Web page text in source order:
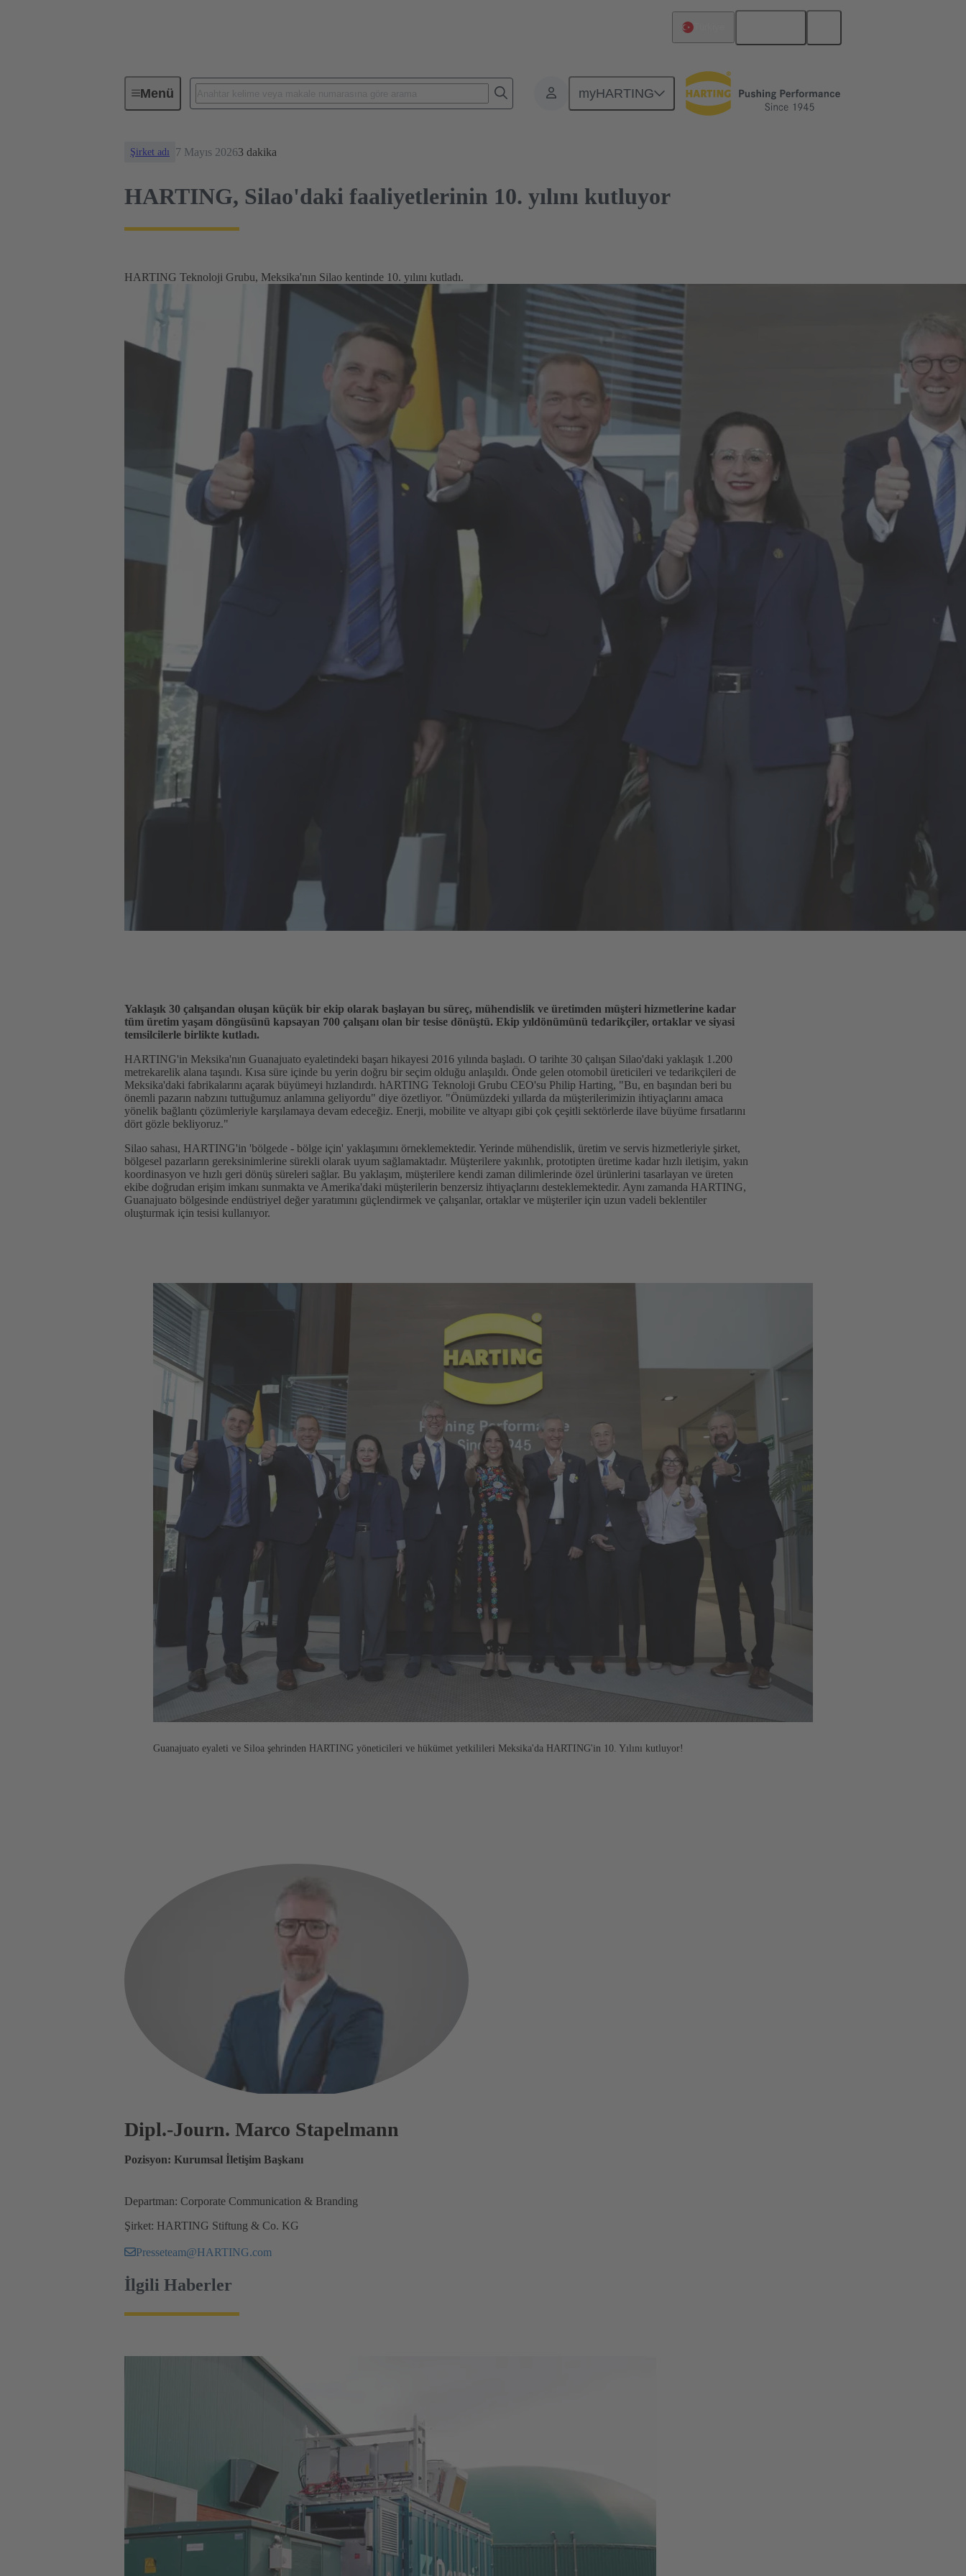
Menü myHARTING
Haberler
Şirket adı 7 Mayıs 20263 dakika
HARTING, Silao'daki faaliyetlerinin 10. yılını kutluyor
HARTING Teknoloji Grubu, Meksika'nın Silao kentinde 10. yılını kutladı.
Yaklaşık 30 çalışandan oluşan küçük bir ekip olarak başlayan bu süreç, mühendislik ve üretimden müşteri hizmetlerine kadar
tüm üretim yaşam döngüsünü kapsayan 700 çalışanı olan bir tesise dönüştü. Ekip yıldönümünü tedarikçiler, ortaklar ve siyasi
temsilcilerle birlikte kutladı.
HARTING'in Meksika'nın Guanajuato eyaletindeki başarı hikayesi 2016 yılında başladı. O tarihte 30 çalışan Silao'daki yaklaşık 1.200
metrekarelik alana taşındı. Kısa süre içinde bu yerin doğru bir seçim olduğu anlaşıldı. Önde gelen otomobil üreticileri ve tedarikçileri de
Meksika'daki fabrikalarını açarak büyümeyi hızlandırdı. hARTING Teknoloji Grubu CEO'su Philip Harting, "Bu, en başından beri bu
önemli pazarın nabzını tuttuğumuz anlamına geliyordu" diye özetliyor. "Önümüzdeki yıllarda da müşterilerimizin ihtiyaçlarını amaca
yönelik bağlantı çözümleriyle karşılamaya devam edeceğiz. Enerji, mobilite ve altyapı gibi çok çeşitli sektörlerde ilave büyüme fırsatlarını
dört gözle bekliyoruz."
Silao sahası, HARTING'in 'bölgede - bölge için' yaklaşımını örneklemektedir. Yerinde mühendislik, üretim ve servis hizmetleriyle şirket,
bölgesel pazarların gereksinimlerine sürekli olarak uyum sağlamaktadır. Müşterilere yakınlık, prototipten üretime kadar hızlı iletişim, yakın
koordinasyon ve hızlı geri dönüş süreleri sağlar. Bu yaklaşım, müşterilere kendi zaman dilimlerinde özel ürünlerini tasarlayan ve üreten
ekibe doğrudan erişim imkanı sunmakta ve Amerika'daki müşterilerin benzersiz ihtiyaçlarını desteklemektedir. Aynı zamanda HARTING,
Guanajuato bölgesinde endüstriyel değer yaratımını güçlendirmek ve çalışanlar, ortaklar ve müşteriler için uzun vadeli beklentiler
oluşturmak için tesisi kullanıyor.
Guanajuato eyaleti ve Siloa şehrinden HARTING yöneticileri ve hükümet yetkilileri Meksika'da HARTING'in 10. Yılını kutluyor!
Dipl.-Journ. Marco Stapelmann
Pozisyon: Kurumsal İletişim Başkanı
Departman: Corporate Communication & Branding
Şirket: HARTING Stiftung & Co. KG
Presseteam@HARTING.com
İlgili Haberler